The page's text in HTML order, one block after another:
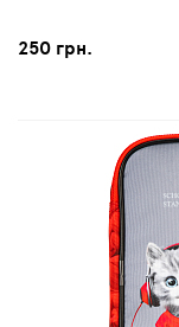
250 грн.